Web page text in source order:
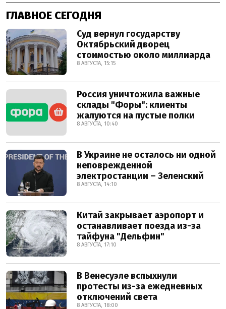
ГЛАВНОЕ СЕГОДНЯ
Суд вернул государству
Октябрьский дворец
стоимостью около миллиарда
8 АВГУСТА, 15:15
Россия уничтожила важные
склады "Форы": клиенты
жалуются на пустые полки
8 АВГУСТА, 10:40
В Украине не осталось ни одной
неповрежденной
электростанции – Зеленский
8 АВГУСТА, 14:10
Китай закрывает аэропорт и
останавливает поезда из-за
тайфуна "Дельфин"
8 АВГУСТА, 17:10
В Венесуэле вспыхнули
протесты из-за ежедневных
отключений света
8 АВГУСТА, 18:00